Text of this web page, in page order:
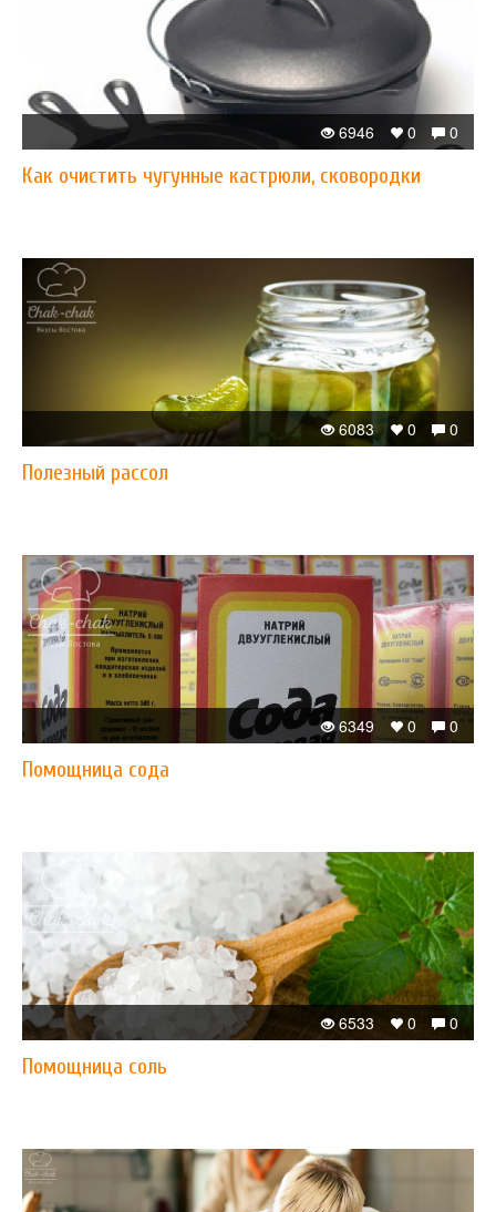
0
0
6946
Как очистить чугунные кастрюли, сковородки
0
0
6083
Полезный рассол
0
0
6349
Помощница сода
0
0
6533
Помощница соль